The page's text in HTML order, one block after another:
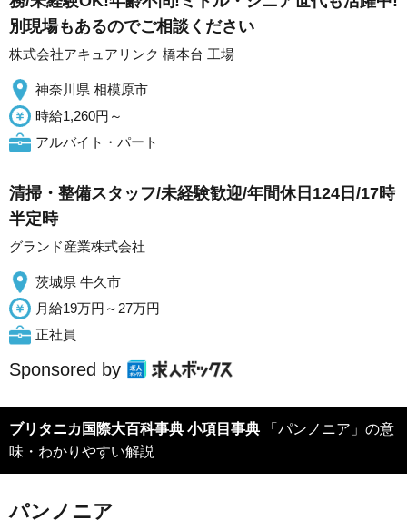
別現場もあるのでご相談ください
株式会社アキュアリンク 橋本台 工場
神奈川県 相模原市
時給1,260円～
アルバイト・パート
清掃・整備スタッフ/未経験歓迎/年間休日124日/17時
半定時
グランド産業株式会社
茨城県 牛久市
月給19万円～27万円
正社員
Sponsored by
ブリタニカ国際大百科事典 小項目事典 「パンノニア」の意
味・わかりやすい解説
パンノニア